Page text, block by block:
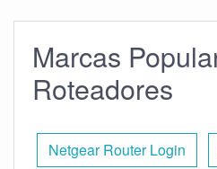
Marcas
Roteadores
Netgear Router Login